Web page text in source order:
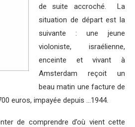
de suite accroché. La
situation de départ est la
suivante : une jeune
violoniste, israélienne,
enceinte et vivant à
Amsterdam reçoit un
beau matin une facture de
euros, impayée depuis …1944.
de comprendre d’où vient cette